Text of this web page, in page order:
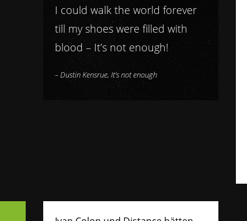
I could walk the world forever
till my shoes were filled with
blood – It’s not enough!
–Dustin Kensrue, It’s not enough